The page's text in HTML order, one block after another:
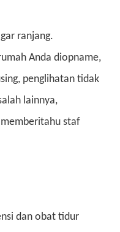
ranjang.
Anda diopname,
penglihatan tidak
lainnya,
staf
dan obat tidur